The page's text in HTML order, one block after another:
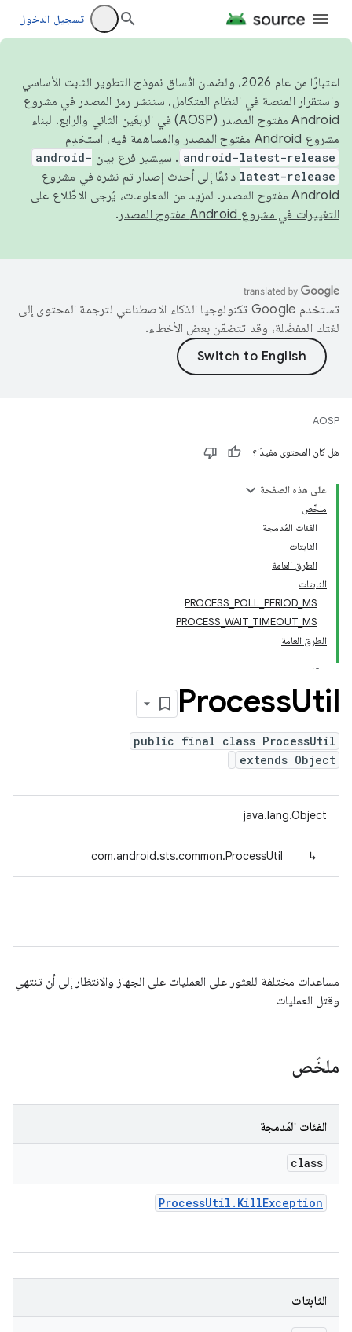
تسجيل الدخول
اعتبارًا من عام 2026، ولضمان اتّساق نموذج التطوير الثابت الأساسي
واستقرار المنصة في النظام المتكامل، سننشر رمز المصدر في مشروع
Android مفتوح المصدر (AOSP) في الربعَين الثاني والرابع. لبناء
مشروع Android مفتوح المصدر والمساهمة فيه، استخدِم
android-latest-release . سيشير فرع بيان android-
latest-release دائمًا إلى أحدث إصدار تم نشره في مشروع
Android مفتوح المصدر. لمزيد من المعلومات، يُرجى الاطّلاع على
التغييرات في مشروع Android مفتوح المصدر
.
تستخدم Google تكنولوجيا الذكاء الاصطناعي لترجمة المحتوى إلى
لغتك المفضّلة، وقد تتضمّن بعض الأخطاء.
AOSP
هل كان المحتوى مفيدًا؟
على هذه الصفحة
ملخّص
الفئات المُدمجة
الثابتات
الطرق العامة
الثابتات
PROCESS_POLL_PERIOD_MS
PROCESS_WAIT_TIMEOUT_MS
الطرق العامة
ProcessUtil
public final class ProcessUtil
extends Object
java.lang.Object
↳
com.android.sts.common.ProcessUtil
مساعدات مختلفة للعثور على العمليات على الجهاز والانتظار إلى أن تنتهي
وقتل العمليات
ملخّص
الفئات المُدمجة
class
ProcessUtil . KillException
الثابتات